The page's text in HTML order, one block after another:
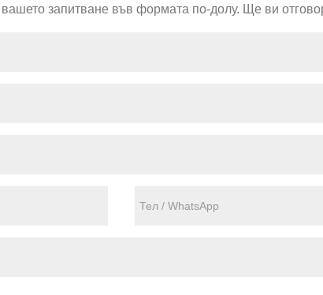
запитване във формата по-долу. Ще ви